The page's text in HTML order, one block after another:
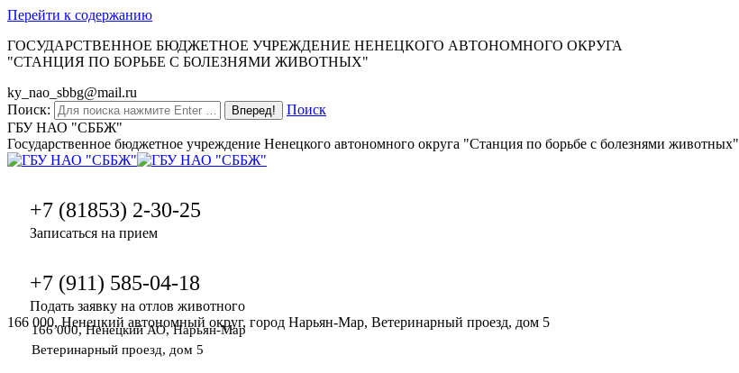
Перейти к содержанию
ГОСУДАРСТВЕННОЕ БЮДЖЕТНОЕ УЧРЕЖДЕНИЕ НЕНЕЦКОГО АВТОНОМНОГО ОКРУГА
"СТАНЦИЯ ПО БОРЬБЕ С БОЛЕЗНЯМИ ЖИВОТНЫХ"
ky_nao_sbbg@mail.ru
Поиск:
Поиск
ГБУ НАО "СББЖ"
Государственное бюджетное учреждение Ненецкого автономного округа "Станция по борьбе с болезнями животных"
+7 (81853) 2-30-25
Записаться на прием
+7 (911) 585-04-18
Подать заявку на отлов животного
166 000, Ненецкий автономный округ, город Нарьян-Мар, Ветеринарный проезд, дом 5
166 000, Ненецкий АО, Нарьян-Мар
Ветеринарный проезд, дом 5